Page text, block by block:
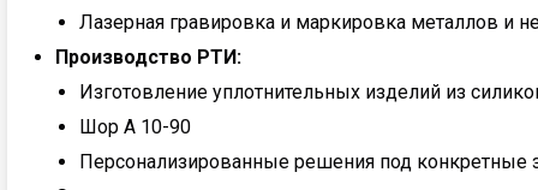
Лазерная гравировка и маркировка металлов и
Производство РТИ:
Изготовление уплотнительных изделий из
Шор А 10-90
Персонализированные решения под конкретные